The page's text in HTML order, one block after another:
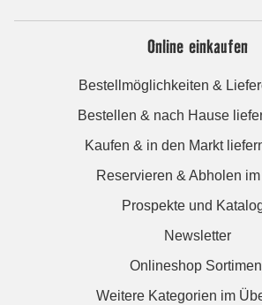
Online einkaufen
Bestellmöglichkeiten &
Bestellen & nach Hause
Kaufen & in den Markt
Reservieren & Abholen
Prospekte und
Newsletter
Onlineshop
Weitere Kategorien im